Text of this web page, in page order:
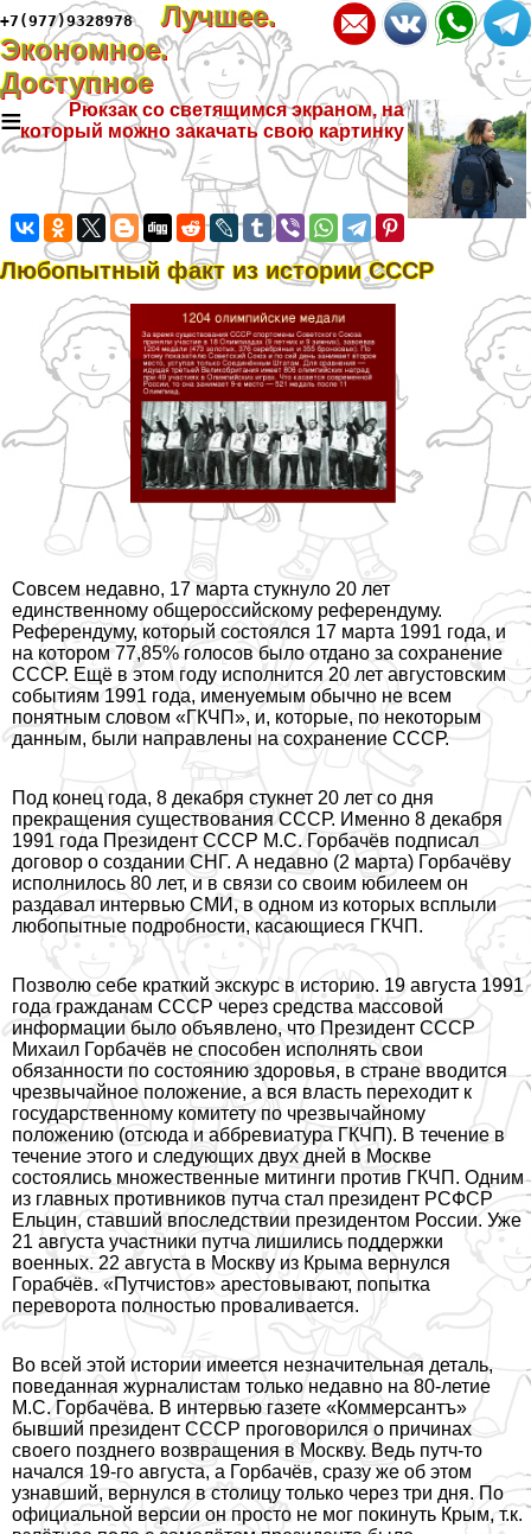
+7(977)9328978
Лучшее.
Экономное.
Доступное
≡
Рюкзак со светящимся экраном, на
который можно закачать свою картинку
Любопытный факт из истории СССР
Совсем недавно, 17 марта стукнуло 20 лет
единственному общероссийскому референдуму.
Референдуму, который состоялся 17 марта 1991 года, и
на котором 77,85% голосов было отдано за сохранение
СССР. Ещё в этом году исполнится 20 лет августовским
событиям 1991 года, именуемым обычно не всем
понятным словом «ГКЧП», и, которые, по некоторым
данным, были направлены на сохранение СССР.
Под конец года, 8 декабря стукнет 20 лет со дня
прекращения существования СССР. Именно 8 декабря
1991 года Президент СССР М.С. Горбачёв подписал
договор о создании СНГ. А недавно (2 марта) Горбачёву
исполнилось 80 лет, и в связи со своим юбилеем он
раздавал интервью СМИ, в одном из которых всплыли
любопытные подробности, касающиеся ГКЧП.
Позволю себе краткий экскурс в историю. 19 августа 1991
года гражданам СССР через средства массовой
информации было объявлено, что Президент СССР
Михаил Горбачёв не способен исполнять свои
обязанности по состоянию здоровья, в стране вводится
чрезвычайное положение, а вся власть переходит к
государственному комитету по чрезвычайному
положению (отсюда и аббревиатура ГКЧП). В течение в
течение этого и следующих двух дней в Москве
состоялись множественные митинги против ГКЧП. Одним
из главных противников путча стал президент РСФСР
Ельцин, ставший впоследствии президентом России. Уже
21 августа участники путча лишились поддержки
военных. 22 августа в Москву из Крыма вернулся
Горабчёв. «Путчистов» арестовывают, попытка
переворота полностью проваливается.
Во всей этой истории имеется незначительная деталь,
поведанная журналистам только недавно на 80-летие
М.С. Горбачёва. В интервью газете «Коммерсантъ»
бывший президент СССР проговорился о причинах
своего позднего возвращения в Москву. Ведь путч-то
начался 19-го августа, а Горбачёв, сразу же об этом
узнавший, вернулся в столицу только через три дня. По
официальной версии он просто не мог покинуть Крым, т.к.